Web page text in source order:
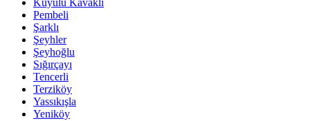
Kuyulu Kavaklı
Pembeli
Şarklı
Şeyhler
Şeyhoğlu
Sığırçayı
Tencerli
Terziköy
Yassıkışla
Yeniköy